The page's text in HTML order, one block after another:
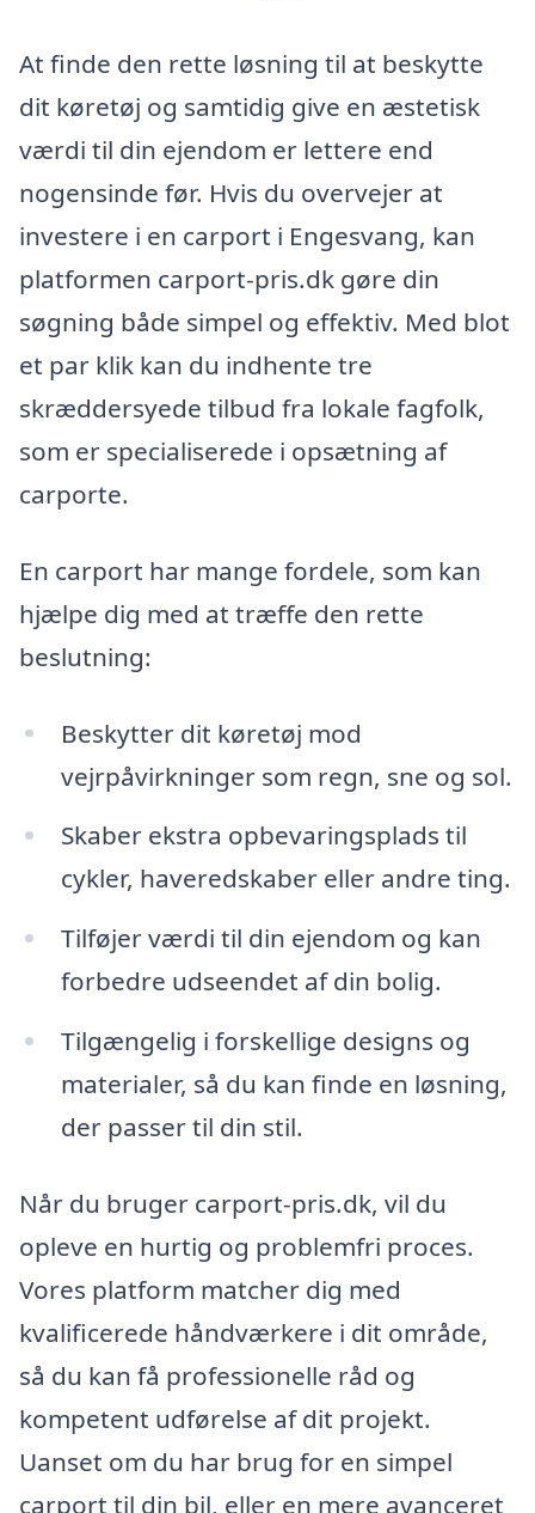
At finde den rette løsning til at beskytte
dit køretøj og samtidig give en æstetisk
værdi til din ejendom er lettere end
nogensinde før. Hvis du overvejer at
investere i en carport i Engesvang, kan
platformen carport-pris.dk gøre din
søgning både simpel og effektiv. Med blot
et par klik kan du indhente tre
skræddersyede tilbud fra lokale fagfolk,
som er specialiserede i opsætning af
carporte.
En carport har mange fordele, som kan
hjælpe dig med at træffe den rette
beslutning:
Beskytter dit køretøj mod
vejrpåvirkninger som regn, sne og sol.
Skaber ekstra opbevaringsplads til
cykler, haveredskaber eller andre ting.
Tilføjer værdi til din ejendom og kan
forbedre udseendet af din bolig.
Tilgængelig i forskellige designs og
materialer, så du kan finde en løsning,
der passer til din stil.
Når du bruger carport-pris.dk, vil du
opleve en hurtig og problemfri proces.
Vores platform matcher dig med
kvalificerede håndværkere i dit område,
så du kan få professionelle råd og
kompetent udførelse af dit projekt.
Uanset om du har brug for en simpel
carport til din bil, eller en mere avanceret